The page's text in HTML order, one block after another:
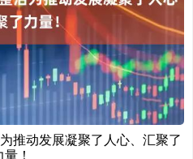
推动发展凝聚了人心、汇聚了
量！